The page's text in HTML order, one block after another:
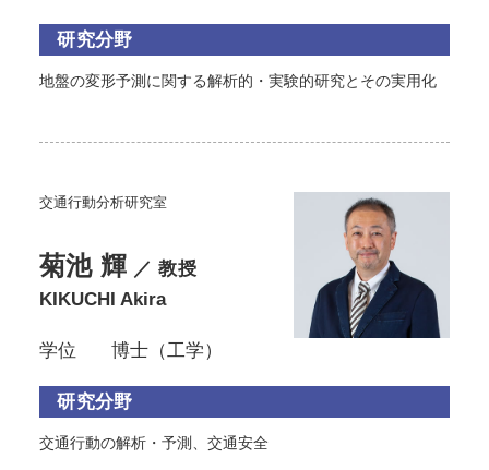
研究分野
地盤の変形予測に関する解析的・実験的研究とその実用化
交通行動分析研究室
菊池 輝 ／ 教授
KIKUCHI Akira
学位 博士（工学）
研究分野
交通行動の解析・予測、交通安全